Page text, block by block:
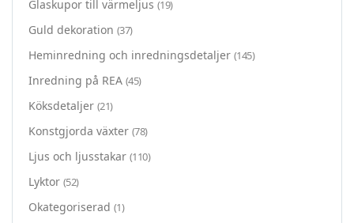
Glaskupor till värmeljus (19)
Guld dekoration (37)
Heminredning och inredningsdetaljer (145)
Inredning på REA (45)
Köksdetaljer (21)
Konstgjorda växter (78)
Ljus och ljusstakar (110)
Lyktor (52)
Okategoriserad (1)